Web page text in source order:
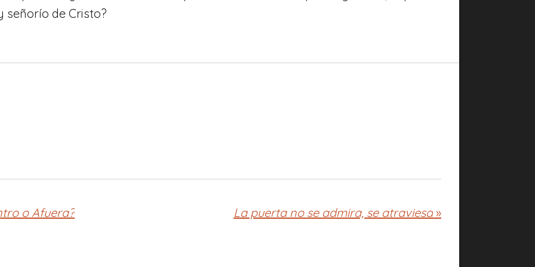
señorío de Cristo?
o Afuera? La puerta no se admira, se atraviesa »